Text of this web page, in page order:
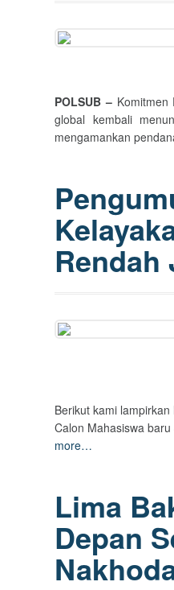
POLSUB –Komitmen
global kembali
mengamankan
Rendah
Berikut kami
Calon Mahasiswa
more…
Lima
Depan